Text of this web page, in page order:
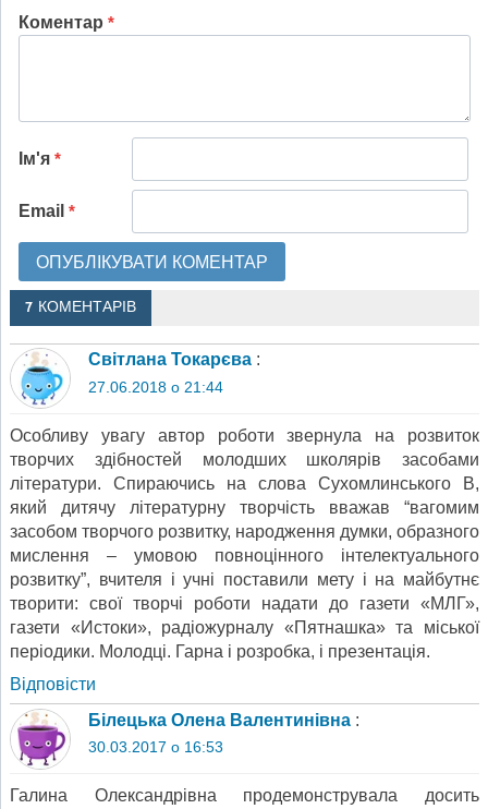
Коментар *
Ім'я *
Email *
7 КОМЕНТАРІВ
Світлана Токарєва :
27.06.2018 о 21:44
Особливу увагу автор роботи звернула на розвиток
творчих здібностей молодших школярів засобами
літератури. Спираючись на слова Сухомлинського В,
який дитячу літературну творчість вважав “вагомим
засобом творчого розвитку, народження думки, образного
мислення – умовою повноцінного інтелектуального
розвитку”, вчителя і учні поставили мету і на майбутнє
творити: свої творчі роботи надати до газети «МЛГ»,
газети «Истоки», радіожурналу «Пятнашка» та міської
періодики. Молодці. Гарна і розробка, і презентація.
Відповіcти
Білецька Олена Валентинівна :
30.03.2017 о 16:53
Галина Олександрівна продемонструвала досить